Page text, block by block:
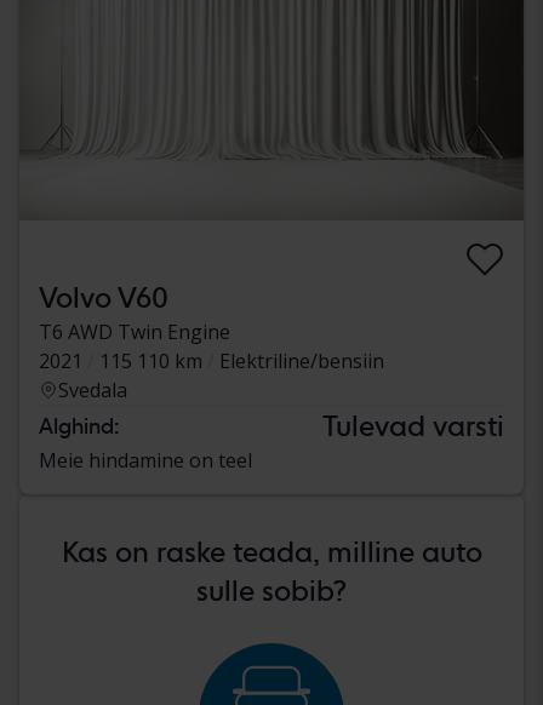
Volvo V60
T6 AWD Twin Engine
2021
115 110 km
Elektriline/bensiin
Svedala
Alghind: Tulevad varsti
Meie hindamine on teel
Kas on raske teada, milline auto
sulle sobib?